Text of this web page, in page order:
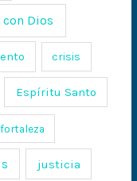
Dios
crisis
Espíritu Santo
fortaleza
justicia